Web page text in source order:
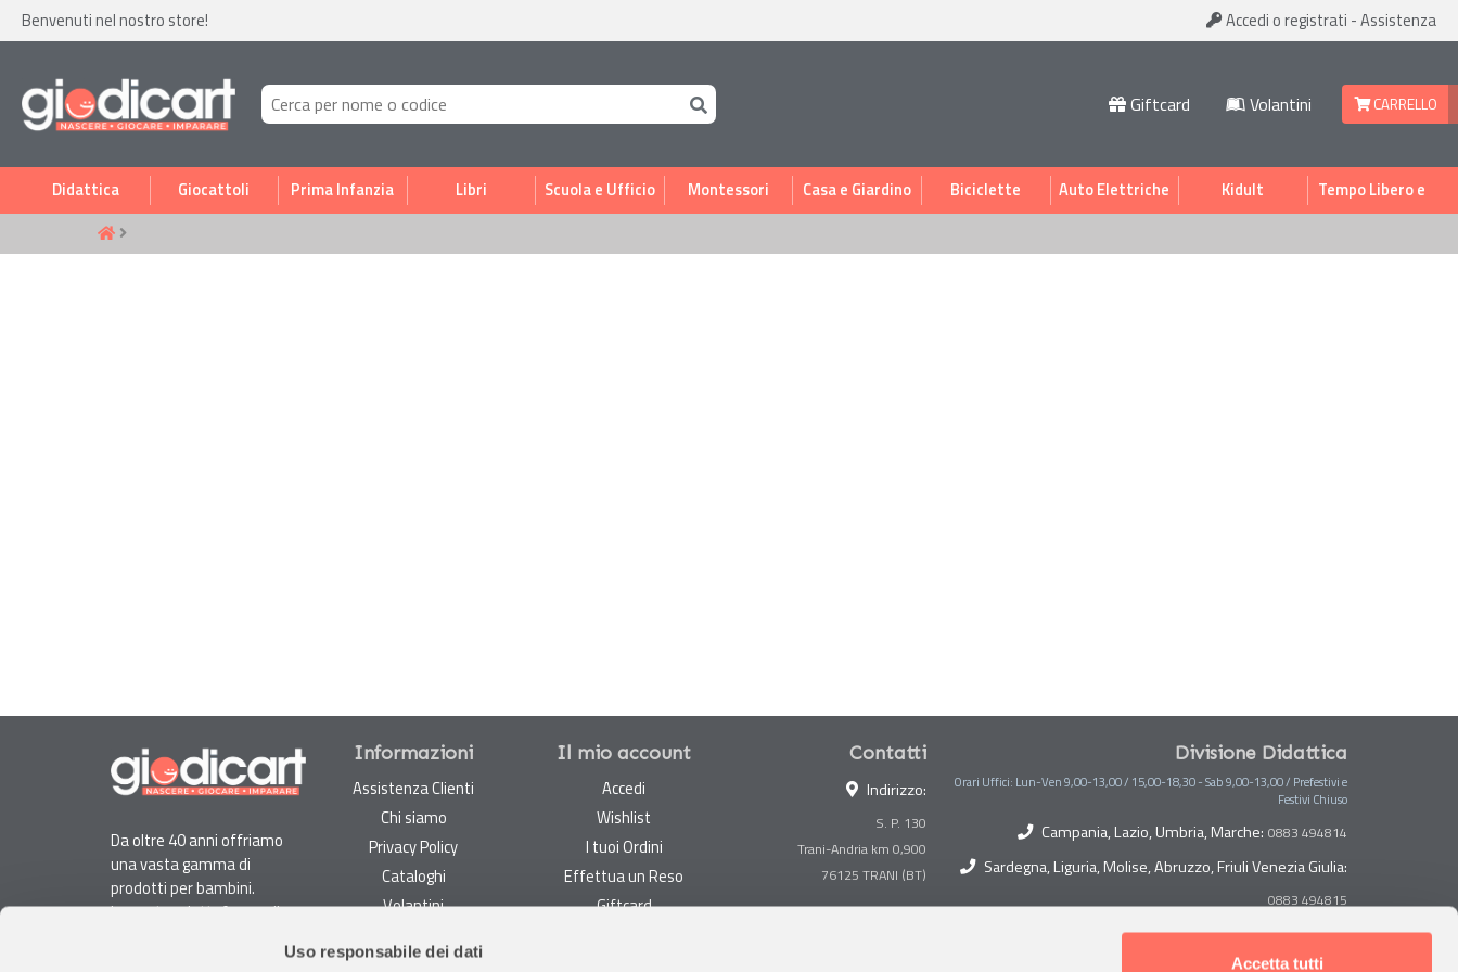
Uso responsabile dei dati
Accetta tutti
Benvenuti nel nostro store! Accedi o registrati -Assistenza
Giftcard Volantini CARRELLO
Didattica Giocattoli Prima Infanzia Libri Scuola e Ufficio Montessori Casa e Giardino Biciclette Auto Elettriche Kidult
Tempo Libero e
Sport
Da oltre 40 anni offriamo
una vasta gamma di
prodotti per bambini.
La nostra piattaforma di
Informazioni
Assistenza Clienti
Chi siamo
Privacy Policy
Cataloghi
Volantini
DURC e Tracciabilità
Il mio account
Accedi
Wishlist
I tuoi Ordini
Effettua un Reso
Giftcard
Contatti
Indirizzo:
S. P. 130
Trani-Andria km 0,900
Divisione Didattica
Orari Uffici: Lun-Ven 9,00-13,00 / 15,00-18,30 - Sab 9,00-13,00 / Prefestivi e
Festivi Chiuso
Campania, Lazio, Umbria, Marche: 0883 494814
Sardegna, Liguria, Molise, Abruzzo, Friuli Venezia Giulia:
0883 494815
Toscana, Lombardia, Piemonte, Veneto, Trentino Alto